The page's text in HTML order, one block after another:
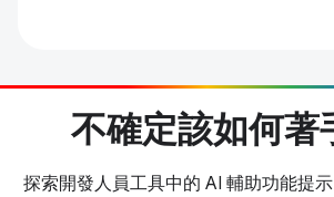
不確定該如何著
探索開發人員工具中的 AI 輔助功能提